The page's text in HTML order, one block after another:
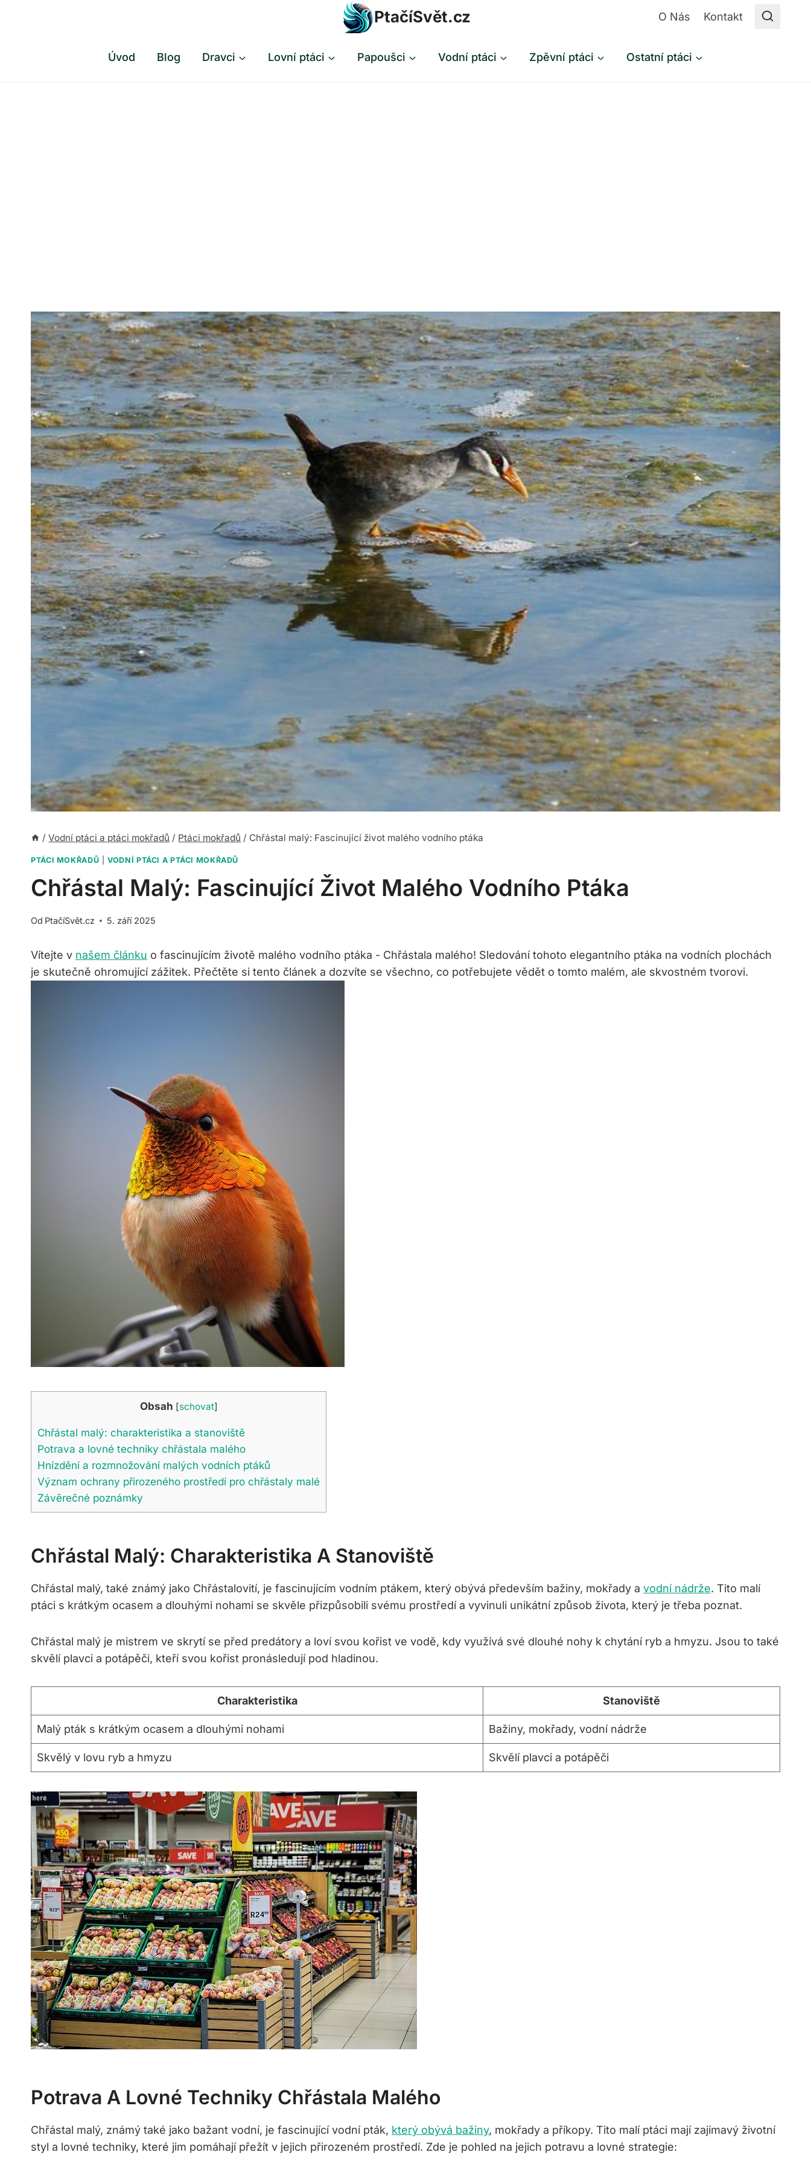
PtačíSvět.cz O Nás Kontakt
Úvod Blog Dravci Lovní ptáci Papoušci Vodní ptáci Zpěvní ptáci Ostatní ptáci
/ Vodní ptáci a ptáci mokřadů / Ptáci mokřadů / Chřástal malý: Fascinující život malého vodního ptáka
PTÁCI MOKŘADŮ |VODNÍ PTÁCI A PTÁCI MOKŘADŮ
Chřástal Malý: Fascinující Život Malého Vodního Ptáka
Od PtačíSvět.cz 5. září 2025
Vítejte v našem článku o fascinujícím životě malého vodního ptáka ⁤-⁢ Chřástala malého! Sledování⁣ tohoto elegantního ptáka na vodních plochách
je skutečně ohromující zážitek. ‍Přečtěte si tento článek a​ dozvíte se ⁢všechno,⁢ co potřebujete vědět o tomto malém, ale skvostném tvorovi.
Obsah [schovat]
Chřástal malý: charakteristika a stanoviště
Potrava a lovné techniky chřástala ‍malého
Hnízdění a rozmnožování malých vodních ptáků
Význam ochrany přirozeného prostředí pro chřástaly malé
Závěrečné ‍poznámky
Chřástal Malý: Charakteristika A Stanoviště
Chřástal malý, také známý⁣ jako Chřástalovití, je fascinujícím vodním ptákem, který obývá především bažiny, mokřady a⁢ vodní nádrže. Tito malí‌
ptáci s krátkým ocasem a dlouhými nohami se⁣ skvěle přizpůsobili ‍svému prostředí a vyvinuli ‌unikátní způsob života, který je třeba poznat.
Chřástal malý je mistrem ve skrytí ⁢se před predátory a loví ‍svou kořist‌ ve⁣ vodě, kdy využívá⁢ své ⁣dlouhé ‍nohy k chytání ‍ryb a hmyzu. Jsou ‍to​ také
skvělí plavci a potápěči, kteří svou kořist pronásledují pod hladinou.
Charakteristika Stanoviště
Malý pták s krátkým ocasem a dlouhými nohami Bažiny, mokřady, vodní nádrže
Skvělý v lovu ryb ⁣a hmyzu Skvělí plavci a potápěči
Potrava A Lovné Techniky Chřástala ‍malého
Chřástal malý, ⁢známý také jako bažant vodní, je fascinující vodní⁣ pták, který obývá bažiny,​ mokřady a příkopy. Tito ‍malí ptáci ⁤mají⁢ zajímavý životní
styl a lovné⁢ techniky, ⁤které ‌jim pomáhají přežít v jejich ⁢přirozeném prostředí. Zde je pohled na jejich potravu a lovné strategie: